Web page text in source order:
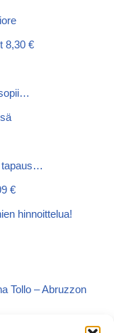
8,30 €
tapaus…
€
hinnoittelua!
Tollo – Abruzzon
– Abruzzon viinien